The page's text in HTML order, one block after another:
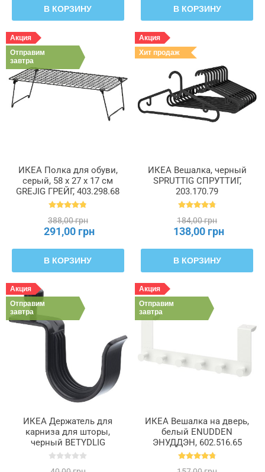
В КОРЗИНУ В КОРЗИНУ
Акция
Отправим
завтра
ИКЕА Полка для обуви,
серый, 58 x 27 x 17 см
GREJIG ГРЕЙГ, 403.298.68
388,00 грн
291,00 грн
В КОРЗИНУ
Акция
Хит продаж
ИКЕА Вешалка, черный
SPRUTTIG СПРУТТИГ,
203.170.79
184,00 грн
138,00 грн
В КОРЗИНУ
Акция
Отправим
завтра
ИКЕА Держатель для
карниза для шторы,
черный BETYDLIG
БЕТИДЛИГ, 502.198.93
Акция
Отправим
завтра
ИКЕА Вешалка на дверь,
белый ENUDDEN
ЭНУДДЭН, 602.516.65